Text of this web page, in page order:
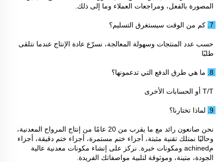
المصورة بالفعل، ومراجعات العملاء وما إلى ذلك.
7. كم من الوقت سيستغرق التسليم؟
طلبًا
8. ما هي طرق الدفع التي تدعمونها؟
T/T أو الحسابات الأخرى
9. لماذا تختارنا؟
الجودة، متينة، وموثوقة لتلبية مواصفاتك الفريدة.